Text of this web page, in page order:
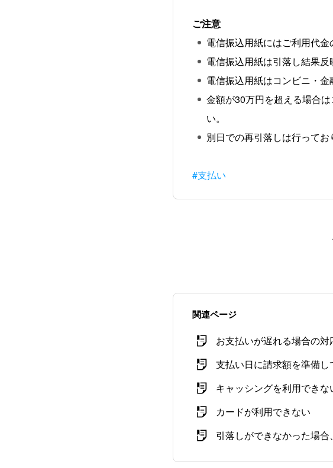
ご注意
電信振込用紙にはご利用代金
電信振込用紙は引落し結果反
電信振込用紙はコンビニ・金
金額が30万円を超える場合
い。
別日での再引落しは行ってお
#支払い
関連ページ
お支払いが遅れる場合の対
支払い日に請求額を準備
キャッシングを利用できな
カードが利用できない
引落しができなかった場